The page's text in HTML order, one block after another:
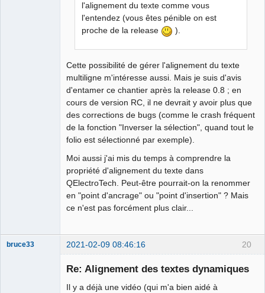
l'alignement du texte comme vous
l'entendez (vous êtes pénible on est
proche de la release
).
Cette possibilité de gérer l'alignement du texte
multiligne m'intéresse aussi. Mais je suis d'avis
d'entamer ce chantier après la release 0.8 ; en
cours de version RC, il ne devrait y avoir plus que
des corrections de bugs (comme le crash fréquent
de la fonction "Inverser la sélection", quand tout le
folio est sélectionné par exemple).
Moi aussi j'ai mis du temps à comprendre la
propriété d'alignement du texte dans
QElectroTech. Peut-être pourrait-on la renommer
en "point d'ancrage" ou "point d'insertion" ? Mais
ce n'est pas forcément plus clair...
20
bruce33 2021-02-09 08:46:16
Re: Alignement des textes dynamiques
Il y a déjà une vidéo (qui m'a bien aidé à